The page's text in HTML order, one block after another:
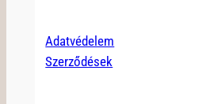
Adatvédelem
Szerződések